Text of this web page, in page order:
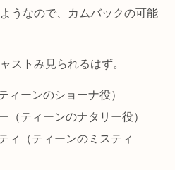
うなので、カムバックの可能
ストみ見られるはず。
ィーンのショーナ役）
（ティーンのナタリー役）
ィ（ティーンのミスティ